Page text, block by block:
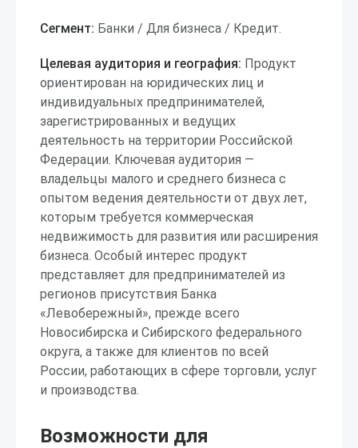
Сегмент: Банки / Для бизнеса / Кредит.
Целевая аудитория и география: Продукт
ориентирован на юридических лиц и
индивидуальных предпринимателей,
зарегистрированных и ведущих
деятельность на территории Российской
Федерации. Ключевая аудитория —
владельцы малого и среднего бизнеса с
опытом ведения деятельности от двух лет,
которым требуется коммерческая
недвижимость для развития или расширения
бизнеса. Особый интерес продукт
представляет для предпринимателей из
регионов присутствия Банка
«Левобережный», прежде всего
Новосибирска и Сибирского федерального
округа, а также для клиентов по всей
России, работающих в сфере торговли, услуг
и производства.
Возможности для